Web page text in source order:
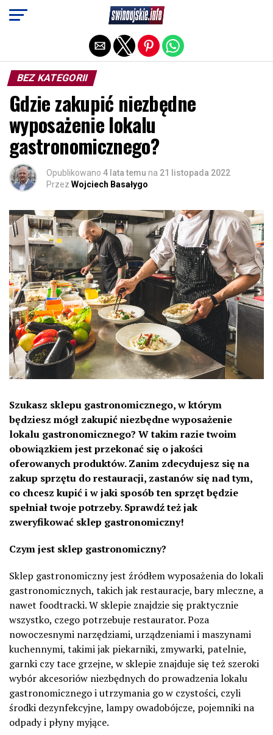
BEZ KATEGORII
Gdzie zakupić niezbędne
wyposażenie lokalu
gastronomicznego?
Opublikowano 4 lata temu na 21 listopada 2022
Przez Wojciech Basałygo
Szukasz sklepu gastronomicznego, w którym
będziesz mógł zakupić niezbędne wyposażenie
lokalu gastronomicznego? W takim razie twoim
obowiązkiem jest przekonać się o jakości
oferowanych produktów. Zanim zdecydujesz się na
zakup sprzętu do restauracji, zastanów się nad tym,
co chcesz kupić i w jaki sposób ten sprzęt będzie
spełniał twoje potrzeby. Sprawdź też jak
zweryfikować sklep gastronomiczny!
Czym jest sklep gastronomiczny?
Sklep gastronomiczny jest źródłem wyposażenia do lokali
gastronomicznych, takich jak restauracje, bary mleczne, a
nawet foodtracki. W sklepie znajdzie się praktycznie
wszystko, czego potrzebuje restaurator. Poza
nowoczesnymi narzędziami, urządzeniami i maszynami
kuchennymi, takimi jak piekarniki, zmywarki, patelnie,
garnki czy tace grzejne, w sklepie znajduje się też szeroki
wybór akcesoriów niezbędnych do prowadzenia lokalu
gastronomicznego i utrzymania go w czystości, czyli
środki dezynfekcyjne, lampy owadobójcze, pojemniki na
odpady i płyny myjące.
Exit mobile version